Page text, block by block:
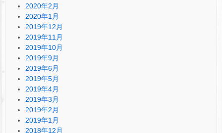
2020年2月
2020年1月
2019年12月
2019年11月
2019年10月
2019年9月
2019年6月
2019年5月
2019年4月
2019年3月
2019年2月
2019年1月
2018年12月